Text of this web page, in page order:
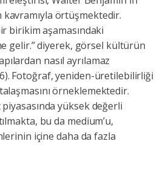
örtüşmektedir.
birikim aşamasındaki
gelir.” diyerek, görsel kültürün
nasıl ayrılamaz
Fotoğraf, yeniden-üretilebilirliği
örneklemektedir.
yüksek değerli
bu da medium’u,
içine daha da fazla